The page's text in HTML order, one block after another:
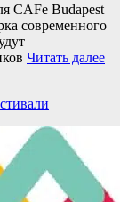
CAFe Budapest
современного
Читать далее